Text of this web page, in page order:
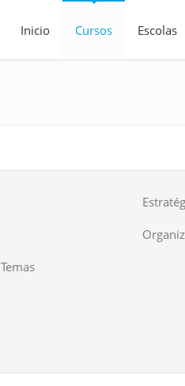
Inicio Cursos Escolas